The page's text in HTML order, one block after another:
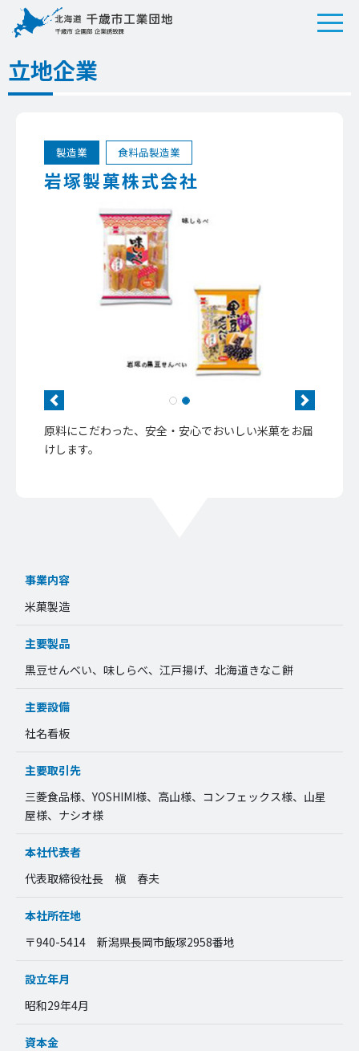
立地企業
製造業 食料品製造業
岩塚製菓株式会社
Previous
Next
原料にこだわった、安全・安心でおいしい米菓をお届
けします。
事業内容
米菓製造
主要製品
黒豆せんべい、味しらべ、江戸揚げ、北海道きなこ餅
主要設備
社名看板
主要取引先
三菱食品様、YOSHIMI様、高山様、コンフェックス様、山星
屋様、ナシオ様
本社代表者
代表取締役社長 槇 春夫
本社所在地
〒940-5414 新潟県長岡市飯塚2958番地
設立年月
昭和29年4月
資本金